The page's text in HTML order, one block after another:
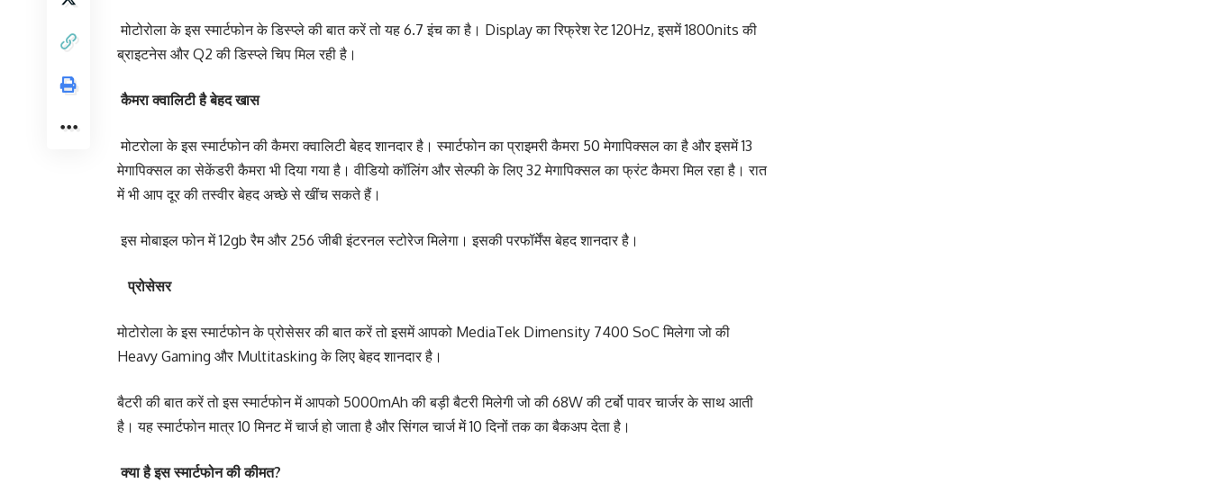
मोटोरोला के इस स्मार्टफोन के डिस्प्ले की बात करें तो यह 6.7 इंच का है। Display का रिफ्रेश रेट 120Hz, इसमें 1800nits की
ब्राइटनेस और Q2 की डिस्प्ले चिप मिल रही है।
कैमरा क्वालिटी है बेहद खास
मोटरोला के इस स्मार्टफोन की कैमरा क्वालिटी बेहद शानदार है। स्मार्टफोन का प्राइमरी कैमरा 50 मेगापिक्सल का है और इसमें 13
मेगापिक्सल का सेकेंडरी कैमरा भी दिया गया है। वीडियो कॉलिंग और सेल्फी के लिए 32 मेगापिक्सल का फ्रंट कैमरा मिल रहा है। रात
में भी आप दूर की तस्वीर बेहद अच्छे से खींच सकते हैं।
इस मोबाइल फोन में 12gb रैम और 256 जीबी इंटरनल स्टोरेज मिलेगा। इसकी परफॉर्मेंस बेहद शानदार है।
प्रोसेसर
मोटोरोला के इस स्मार्टफोन के प्रोसेसर की बात करें तो इसमें आपको MediaTek Dimensity 7400 SoC मिलेगा जो की
Heavy Gaming और Multitasking के लिए बेहद शानदार है।
बैटरी की बात करें तो इस स्मार्टफोन में आपको 5000mAh की बड़ी बैटरी मिलेगी जो की 68W की टर्बो पावर चार्जर के साथ आती
है। यह स्मार्टफोन मात्र 10 मिनट में चार्ज हो जाता है और सिंगल चार्ज में 10 दिनों तक का बैकअप देता है।
क्या है इस स्मार्टफोन की कीमत?